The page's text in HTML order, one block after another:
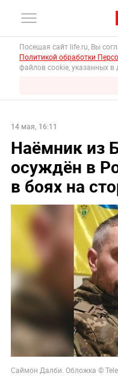
Посещая сайт life.ru, Вы
Политикой обработки
файлов cookie, указанных в
14 мая, 16:11
Наёмник из
осуждён в
в боях на
Саймон Далби. Обложка ©